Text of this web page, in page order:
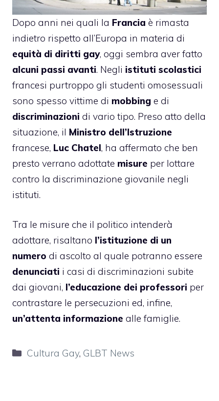
Dopo anni nei quali la Francia è rimasta
indietro rispetto all’Europa in materia di
equità di diritti gay, oggi sembra aver fatto
alcuni passi avanti. Negli istituti scolastici
francesi purtroppo gli studenti omosessuali
sono spesso vittime di mobbing e di
discriminazioni di vario tipo. Preso atto della
situazione, il Ministro dell’Istruzione
francese, Luc Chatel, ha affermato che ben
presto verrano adottate misure per lottare
contro la discriminazione giovanile negli
istituti.
Tra le misure che il politico intenderà
adottare, risaltano l’istituzione di un
numero di ascolto al quale potranno essere
denunciati i casi di discriminazioni subite
dai giovani, l’educazione dei professori per
contrastare le persecuzioni ed, infine,
un’attenta informazione alle famiglie.
Categorie
Cultura Gay, GLBT News